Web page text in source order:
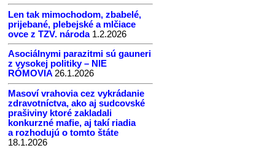
Len tak mimochodom, zbabelé,
prijebané, plebejské a mlčiace
ovce z TZV. národa 1.2.2026
Asociálnymi parazitmi sú gauneri
z vysokej politiky – NIE
RÓMOVIA26.1.2026
Masoví vrahovia cez vykrádanie
zdravotníctva, ako aj sudcovské
prašiviny ktoré zakladali
konkurzné mafie, aj takí riadia
a rozhodujú o tomto štáte
18.1.2026